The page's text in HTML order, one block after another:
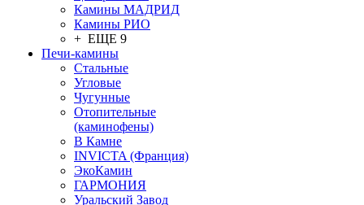
Камины МАДРИД
Камины РИО
+ ЕЩЕ 9
Печи-камины
Стальные
Угловые
Чугунные
Отопительные
(каминофены)
В Камне
INVICTA (Франция)
ЭкоКамин
ГАРМОНИЯ
Уральский Завод